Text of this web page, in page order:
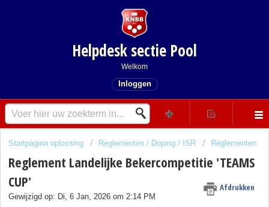
Helpdesk sectie Pool
Welkom
Inloggen
Startpagina oplossing Reglementen / Doping / ISR Reglementen
Reglement Landelijke Bekercompetitie 'TEAMS
CUP'
Afdrukken
Gewijzigd op: Di, 6 Jan, 2026 om 2:14 PM